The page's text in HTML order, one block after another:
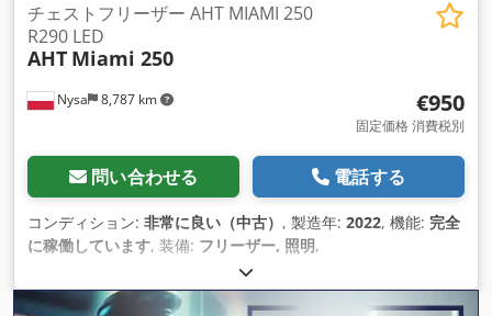
Nysa 8,787 km
チェストフリーザー AHT MIAMI 250
R290 LED
AHT Miami 250
€950
固定価格 消費税別
問い合わせる 電話する
コンディション: 非常に良い（中古） , 製造年: 2022, 機能: 完全
に稼働しています, 装備: フリーザー, 照明,